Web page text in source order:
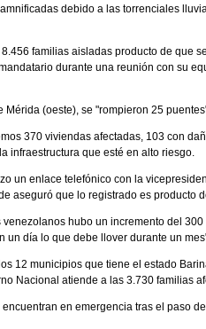
debido a las torrenciales
familias aisladas producto de que
durante una reunión con su
Mérida (oeste), se "rompieron 25
370 viviendas afectadas, 103 con
infraestructura que esté en alto riesgo.
un enlace telefónico con la
aseguró que lo registrado es producto
hubo un incremento del
un día lo que debe llover durante un
12 municipios que tiene el estado
Nacional atiende a las 3.730 familias
en emergencia tras el paso